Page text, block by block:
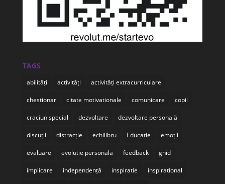
abilități
chestionar citate motivationale comunicare
craciun special dezvoltare dezvoltare personală
discuții distracție echilibru Educatie emoții
evaluare evolutie personala feedback ghid
implicare independență inspiratie inspirational
iulian craciun jocuri kidibot mediu